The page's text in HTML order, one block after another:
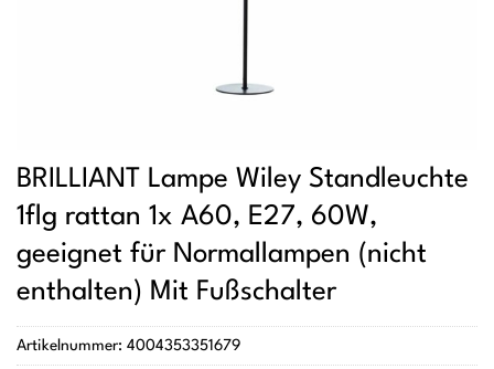
BRILLIANT Lampe Wiley Standleuchte
1flg rattan 1x A60, E27, 60W,
geeignet für Normallampen (nicht
enthalten) Mit Fußschalter
Artikelnummer: 4004353351679